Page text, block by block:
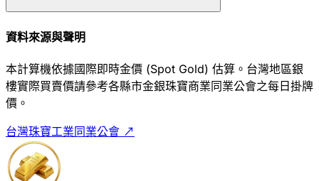
資料來源與聲明
本計算機依據國際即時金價 (Spot Gold) 估算。台灣地區銀
樓實際買賣價請參考各縣市金銀珠寶商業同業公會之每日掛牌
價。
台灣珠寶工業同業公會 ↗